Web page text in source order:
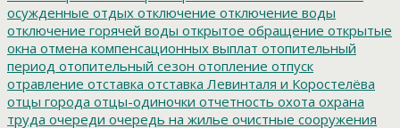
осужденные отдых отключение отключение воды
отключение горячей воды открытое обращение открытые
окна отмена компенсационных выплат отопительный
период отопительный сезон отопление отпуск
отравление отставка отставка Левинталя и Коростелёва
отцы города отцы-одиночки отчетность охота охрана
труда очереди очередь на жилье очистные сооружения